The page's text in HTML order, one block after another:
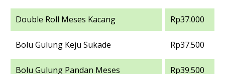
Double Roll Meses Kacang Rp37.000
Bolu Gulung Keju Sukade Rp37.500
Bolu Gulung Pandan Meses Rp39.500